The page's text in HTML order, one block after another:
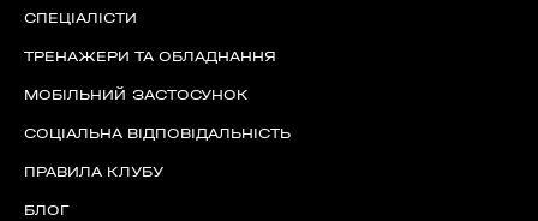
СПЕЦІАЛІСТИ
ТРЕНАЖЕРИ ТА ОБЛАДНАННЯ
МОБІЛЬНИЙ ЗАСТОСУНОК
СОЦІАЛЬНА ВІДПОВІДАЛЬНІСТЬ
ПРАВИЛА КЛУБУ
БЛОГ